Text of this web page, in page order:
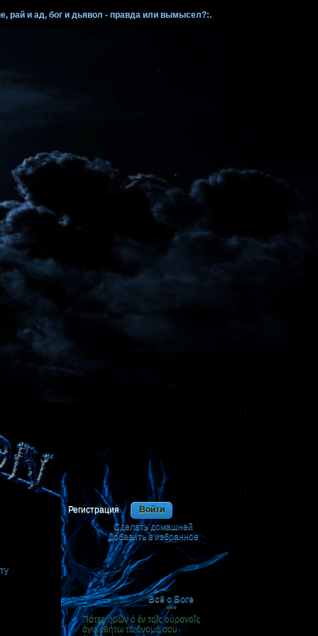
рай и ад, бог и дьявол - правда или вымысел?:.
Регистрация
Войти
Сделать домашней
|
Добавить в избранное
Всё о Боге
***
Πάτερ ἡμῶν ὁ ἐν τοῖς οὐρανοῖς
ἁγιασθήτω τὸ ὄνομά σου·